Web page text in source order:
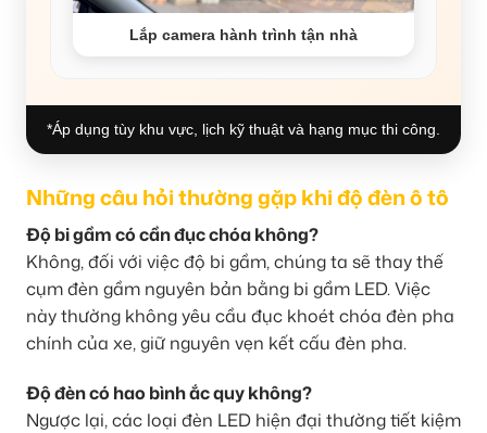
Lắp camera hành trình tận nhà
*Áp dụng tùy khu vực, lịch kỹ thuật và hạng mục thi công.
Những câu hỏi thường gặp khi độ đèn ô tô
Độ bi gầm có cần đục chóa không?
Không, đối với việc độ bi gầm, chúng ta sẽ thay thế
cụm đèn gầm nguyên bản bằng bi gầm LED. Việc
này thường không yêu cầu đục khoét chóa đèn pha
chính của xe, giữ nguyên vẹn kết cấu đèn pha.
Độ đèn có hao bình ắc quy không?
Ngược lại, các loại đèn LED hiện đại thường tiết kiệm